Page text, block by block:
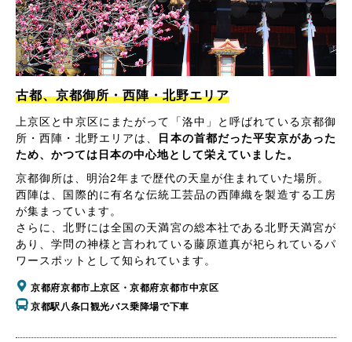
古都、京都御所・西陣・北野エリア
上京区と中京区にまたがって「洛中」と呼ばれている京都御
所・西陣・北野エリアは、
日本の首都だった平安京があった
ため、かつては日本の中心地として栄えていました。
京都御所は、明治2年まで歴代の天皇が住まれていた場所。
西陣は、国際的に有名な伝統工芸品の西陣織を製造する工房
が集まっています。
さらに、北野には全国の天満宮の総本社である北野天満宮が
あり、学問の神様と言われている藤原道真が祀られているパ
ワースポットとして知られています。
京都府京都市上京区・京都府京都市中京区
京都駅八条口観光バス乗降場で下車